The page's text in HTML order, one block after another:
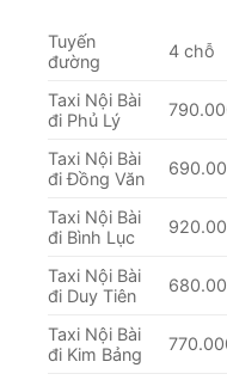
Tuyến
đường
4 chỗ
Taxi Nội Bài
đi Phủ Lý
Taxi Nội Bài
đi Đồng Văn
Taxi Nội Bài
đi Bình Lục
Taxi Nội Bài
đi Duy Tiên
Taxi Nội Bài
đi Kim Bảng